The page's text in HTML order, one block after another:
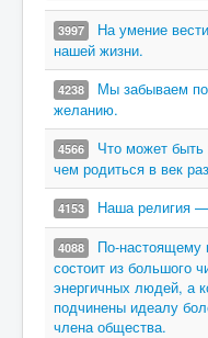
3997
На умение
нашей жизни.
4238
Мы забываем
желанию.
4566
Что может быть
чем родиться в век
4153 Наша религия —
4088
По-настоящему
состоит из большого
энергичных людей, а
подчинены идеалу
члена общества.